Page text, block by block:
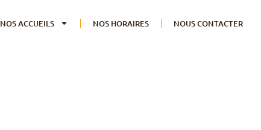
NOS ACCUEILS NOS HORAIRES NOUS CONTACTER